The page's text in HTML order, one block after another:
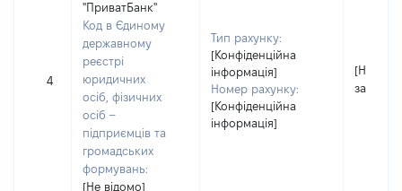
4
"ПриватБанк"
Код в Єдиному
державному
реєстрі
юридичних
осіб, фізичних
осіб –
підприємців та
громадських
формувань:
[Не відомо]
Тип рахунку:
[Конфіденційна
інформація]
Номер рахунку:
[Конфіденційна
інформація]
[Не